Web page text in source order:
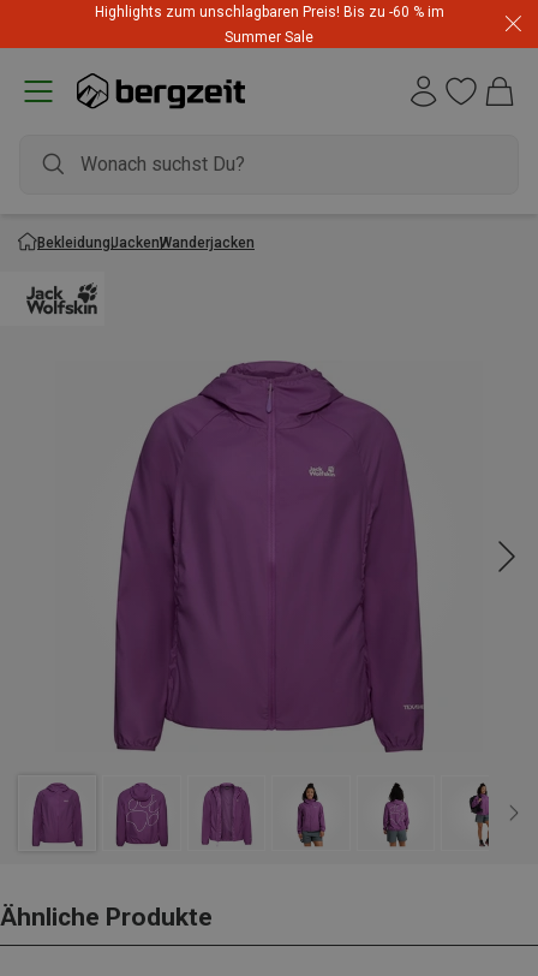
Highlights zum unschlagbaren Preis! Bis zu -60 % im
Summer Sale
BekleidungJackenWanderjacken
Ähnliche Produkte